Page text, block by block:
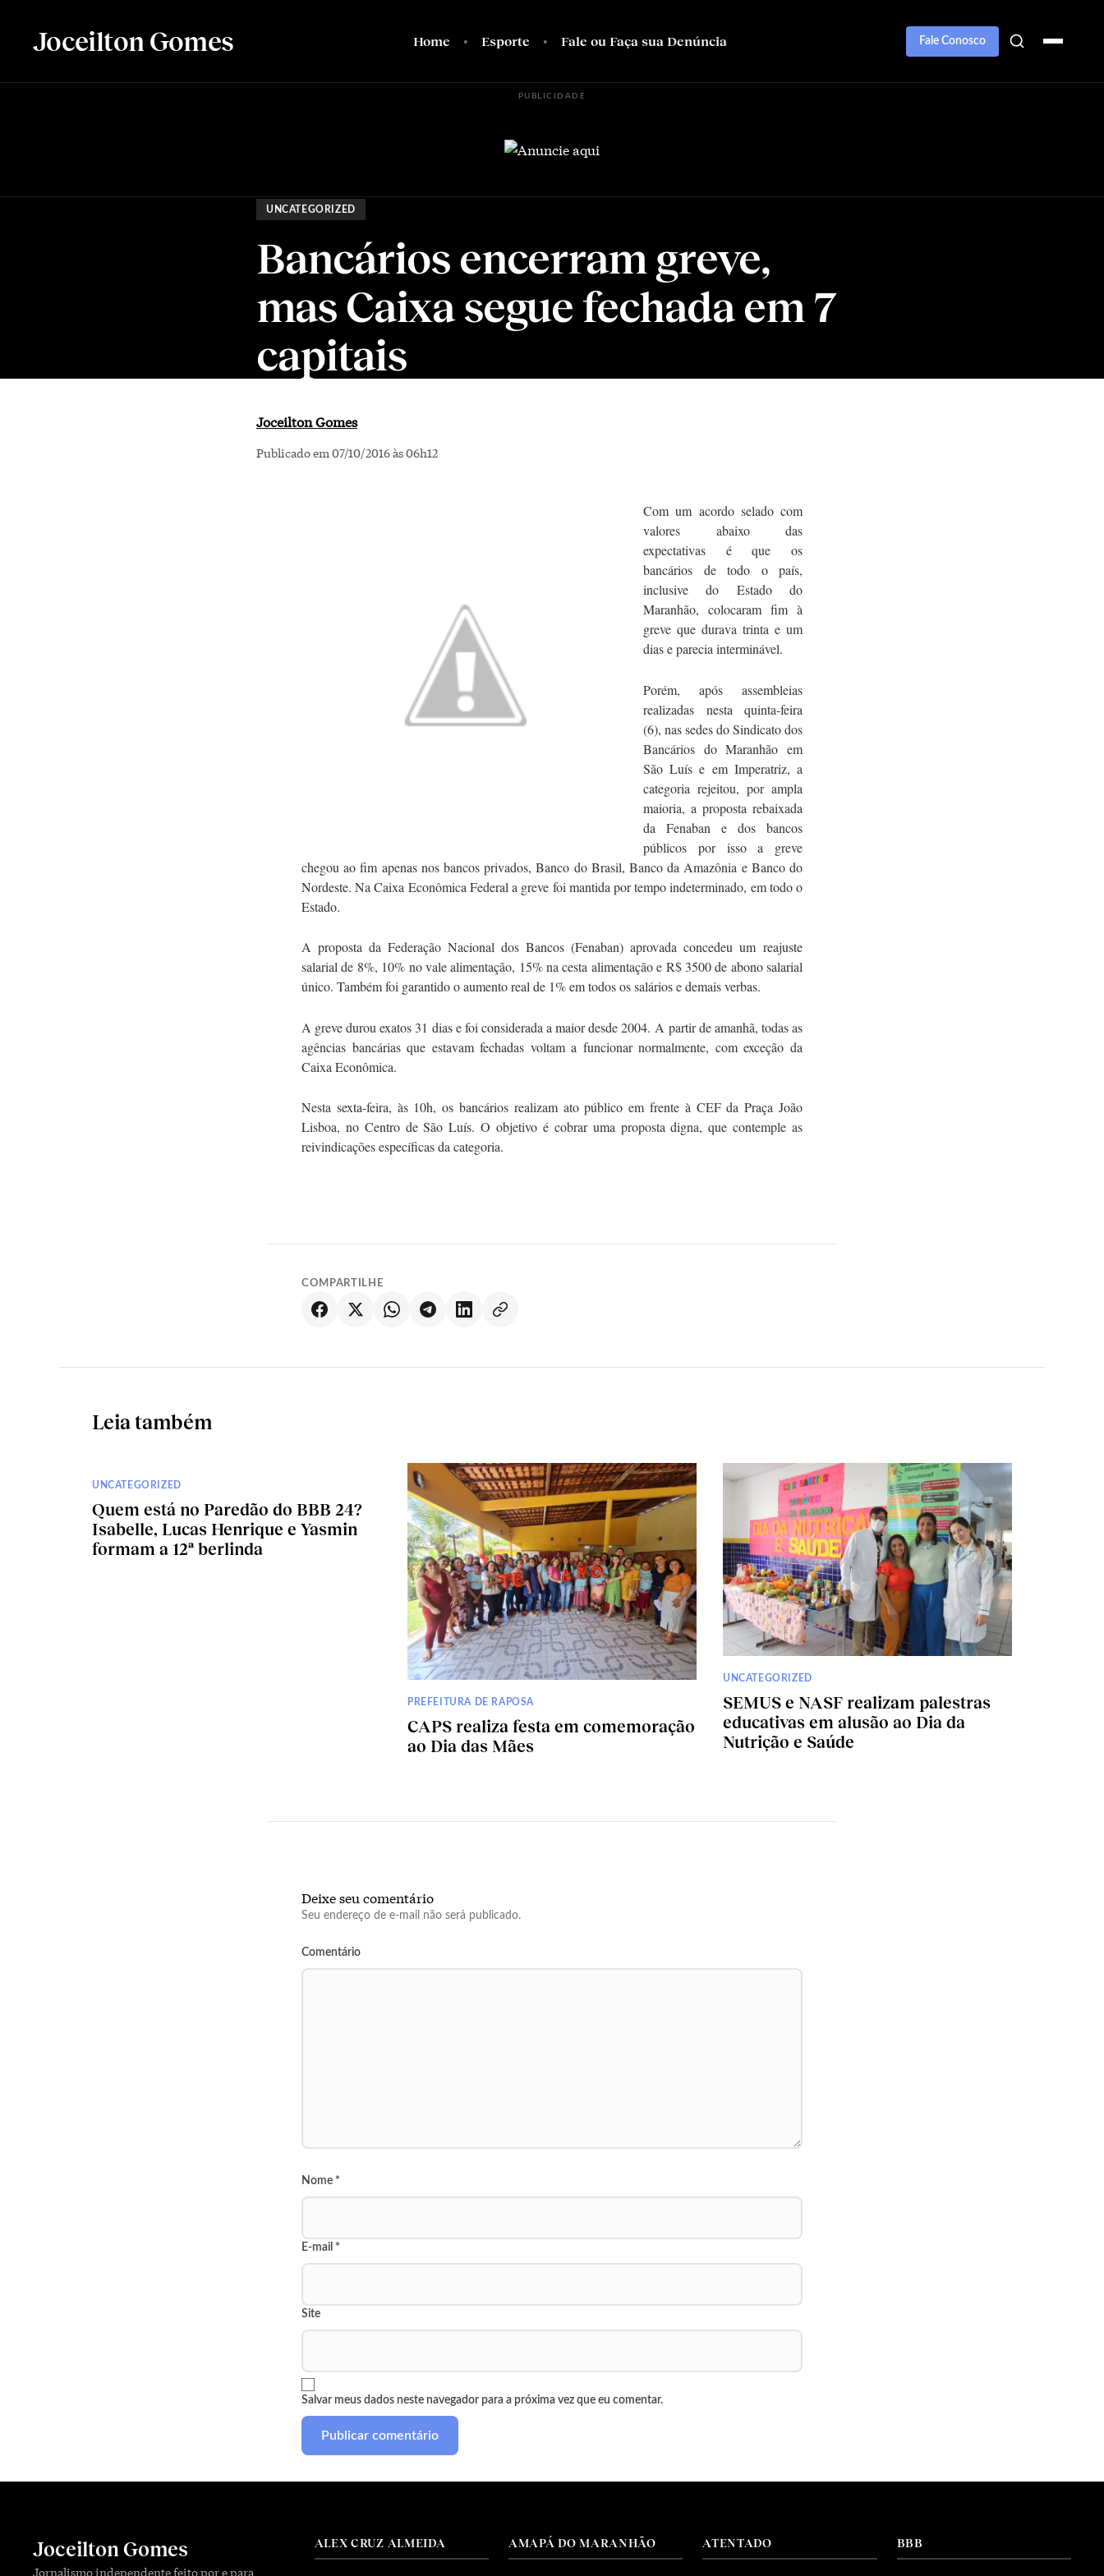
Joceilton Gomes Home Esporte Fale ou Faça sua Denúncia Fale Conosco
PUBLICIDADE
UNCATEGORIZED
Bancários encerram greve,
mas Caixa segue fechada em 7
capitais
Joceilton Gomes
Publicado em 07/10/2016 às 06h12
Com um acordo selado com
valores abaixo das
expectativas é que os
bancários de todo o país,
inclusive do Estado do
Maranhão, colocaram fim à
greve que durava trinta e um
dias e parecia interminável.
Porém, após assembleias
realizadas nesta quinta-feira
(6), nas sedes do Sindicato dos
Bancários do Maranhão em
São Luís e em Imperatriz, a
categoria rejeitou, por ampla
maioria, a proposta rebaixada
da Fenaban e dos bancos
públicos por isso a greve
chegou ao fim apenas nos bancos privados, Banco do Brasil, Banco da Amazônia e Banco do
Nordeste. Na Caixa Econômica Federal a greve foi mantida por tempo indeterminado, em todo o
Estado.
A proposta da Federação Nacional dos Bancos (Fenaban) aprovada concedeu um reajuste
salarial de 8%, 10% no vale alimentação, 15% na cesta alimentação e R$ 3500 de abono salarial
único. Também foi garantido o aumento real de 1% em todos os salários e demais verbas.
A greve durou exatos 31 dias e foi considerada a maior desde 2004. A partir de amanhã, todas as
agências bancárias que estavam fechadas voltam a funcionar normalmente, com exceção da
Caixa Econômica.
Nesta sexta-feira, às 10h, os bancários realizam ato público em frente à CEF da Praça João
Lisboa, no Centro de São Luís. O objetivo é cobrar uma proposta digna, que contemple as
reivindicações específicas da categoria.
COMPARTILHE
Leia também
UNCATEGORIZED
Quem está no Paredão do BBB 24?
Isabelle, Lucas Henrique e Yasmin
formam a 12ª berlinda
PREFEITURA DE RAPOSA
CAPS realiza festa em comemoração
ao Dia das Mães
UNCATEGORIZED
SEMUS e NASF realizam palestras
educativas em alusão ao Dia da
Nutrição e Saúde
Deixe seu comentário
Seu endereço de e-mail não será publicado.
Comentário
Nome *
E-mail *
Site
Salvar meus dados neste navegador para a próxima vez que eu comentar.
Joceilton Gomes
Jornalismo independente feito por e para
ALEX CRUZ ALMEIDA AMAPÁ DO MARANHÃO ATENTADO BBB